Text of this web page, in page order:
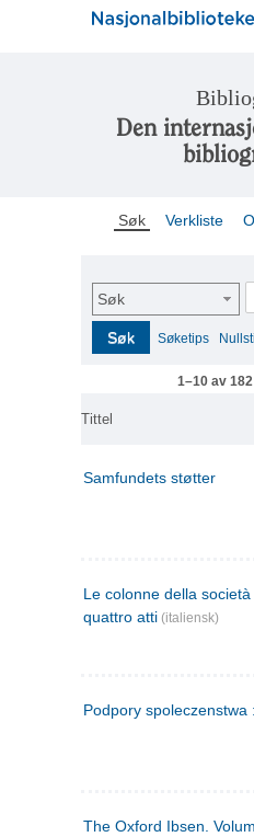
Den
Søk Verkliste
Søk
Søk Søketips Nullstill
1–10 av 182
Tittel
Samfundets støtter
Le colonne della
quattro atti (italiensk)
Podpory spoleczenstwa
The Oxford Ibsen.